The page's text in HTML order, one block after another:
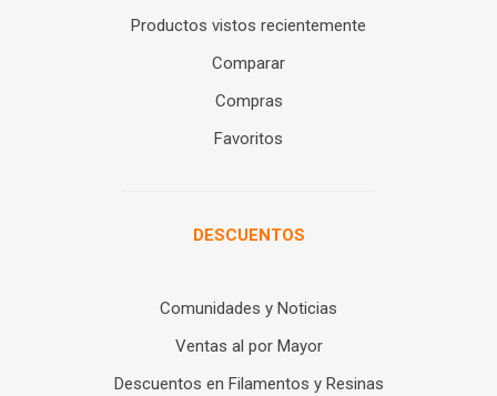
Productos vistos recientemente
Comparar
Compras
Favoritos
DESCUENTOS
Comunidades y Noticias
Ventas al por Mayor
Descuentos en Filamentos y Resinas